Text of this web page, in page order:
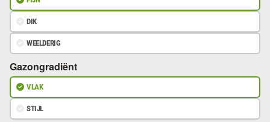
DIK
WEELDERIG
Gazongradiënt
VLAK
STIJL